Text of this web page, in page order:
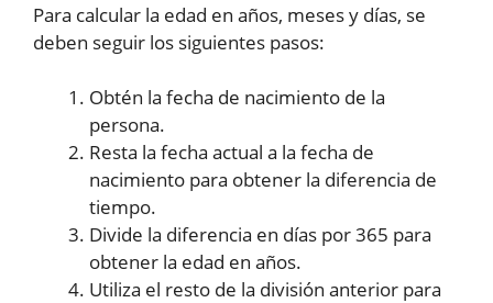
Para calcular la edad en años, meses y días, se
deben seguir los siguientes pasos:
Obtén la fecha de nacimiento de la
persona.
Resta la fecha actual a la fecha de
nacimiento para obtener la diferencia de
tiempo.
Divide la diferencia en días por 365 para
obtener la edad en años.
Utiliza el resto de la división anterior para